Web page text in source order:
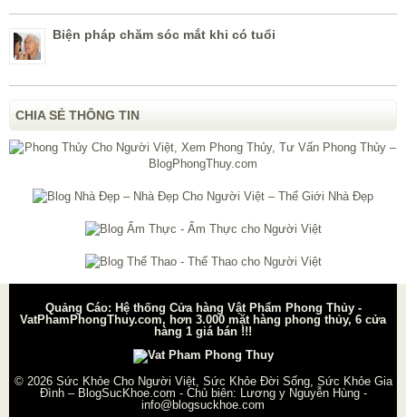
Biện pháp chăm sóc mắt khi có tuổi
CHIA SẺ THÔNG TIN
Quảng Cáo: Hệ thống Cửa hàng Vật Phẩm Phong Thủy -
VatPhamPhongThuy.com, hơn 3.000 mặt hàng phong thủy, 6 cửa
hàng 1 giá bán !!!
© 2026 Sức Khỏe Cho Người Việt, Sức Khỏe Đời Sống, Sức Khỏe Gia
Đình – BlogSucKhoe.com - Chủ biên: Lương y Nguyễn Hùng-
info@blogsuckhoe.com